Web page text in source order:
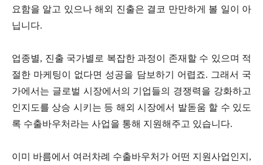
요함을 알고 있으나 해외 진출은 결코 만만하게 볼 일이 아
닙니다.
업종별, 진출 국가별로 복잡한 과정이 존재할 수 있으며 적
절한 마케팅이 없다면 성공을 담보하기 어렵죠. 그래서 국
가에서는 글로벌 시장에서의 기업들의 경쟁력을 강화하고
인지도를 상승 시키는 등 해외 시장에서 발돋움 할 수 있도
록 수출바우처라는 사업을 통해 지원해주고 있습니다.
이미 바름에서 여러차례 수출바우처가 어떤 지원사업인지 ,